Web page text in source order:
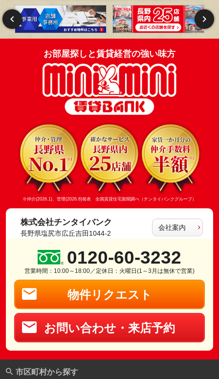
お部屋探しと賃貸経営の強い味方
※仲介(2026.1)、管理(2026.8)発表 全国賃貸住宅新聞調べ（チンタイバンクグループ）
株式会社チンタイバンク
長野県塩尻市広丘吉田1044-2
会社案内
0120-60-3232
営業時間：10:00～18:00／定休日：火曜日(1～3月は無休で営業)
物件リクエスト
お問い合わせ・来店予約
市区町村から探す